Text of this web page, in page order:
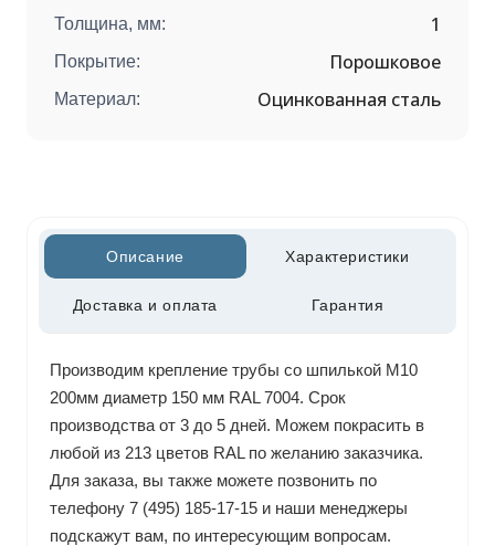
Толщина, мм: 1
Покрытие: Порошковое
Материал: Оцинкованная сталь
Описание Характеристики
Доставка и оплата Гарантия
Производим крепление трубы со шпилькой М10
200мм диаметр 150 мм RAL 7004. Срок
производства от 3 до 5 дней. Можем покрасить в
любой из 213 цветов RAL по желанию заказчика.
Для заказа, вы также можете позвонить по
телефону 7 (495) 185-17-15 и наши менеджеры
подскажут вам, по интересующим вопросам.